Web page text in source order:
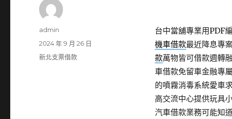
台中當舖專業用PDF
機車借款最近降息專
款萬物皆可借款週轉
車借款免留車金融專
的噴霧消毒系統愛車
高交流中心提供玩具
汽車借款業務可能知
作
admin
發
佈
2024 年 9 月 26 日
分
新北支票借款